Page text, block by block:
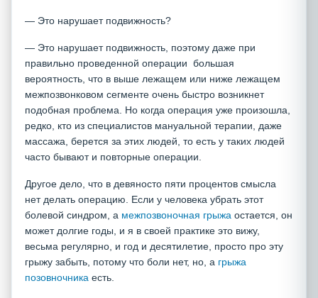
— Это нарушает подвижность?
— Это нарушает подвижность, поэтому даже при
правильно проведенной операции большая
вероятность, что в выше лежащем или ниже лежащем
межпозвонковом сегменте очень быстро возникнет
подобная проблема. Но когда операция уже произошла,
редко, кто из специалистов мануальной терапии, даже
массажа, берется за этих людей, то есть у таких людей
часто бывают и повторные операции.
Другое дело, что в девяносто пяти процентов смысла
нет делать операцию. Если у человека убрать этот
болевой синдром, а межпозвоночная грыжа остается, он
может долгие годы, и я в своей практике это вижу,
весьма регулярно, и год и десятилетие, просто про эту
грыжу забыть, потому что боли нет, но, а грыжа
позовночника есть.